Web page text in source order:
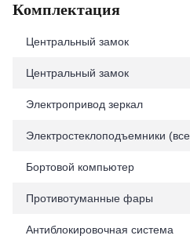
Комплектация
Центральный замок
Центральный замок
Электропривод зеркал
Электростеклоподъемники
Бортовой компьютер
Противотуманные фары
Антиблокировочная система